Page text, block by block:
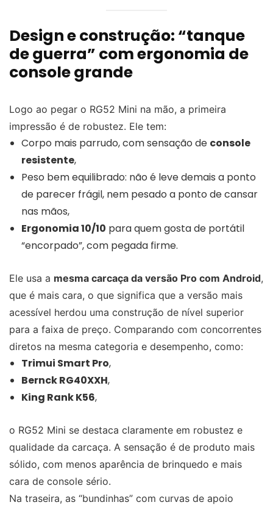
Design e construção: “tanque
de guerra” com ergonomia de
console grande
Logo ao pegar o RG52 Mini na mão, a primeira
impressão é de robustez. Ele tem:
Corpo mais parrudo, com sensação de console
resistente,
Peso bem equilibrado: não é leve demais a ponto
de parecer frágil, nem pesado a ponto de cansar
nas mãos,
Ergonomia 10/10 para quem gosta de portátil
“encorpado”, com pegada firme.
Ele usa a mesma carcaça da versão Pro com Android,
que é mais cara, o que significa que a versão mais
acessível herdou uma construção de nível superior
para a faixa de preço. Comparando com concorrentes
diretos na mesma categoria e desempenho, como:
Trimui Smart Pro,
Bernck RG40XXH,
King Rank K56,
o RG52 Mini se destaca claramente em robustez e
qualidade da carcaça. A sensação é de produto mais
sólido, com menos aparência de brinquedo e mais
cara de console sério.
Na traseira, as “bundinhas” com curvas de apoio